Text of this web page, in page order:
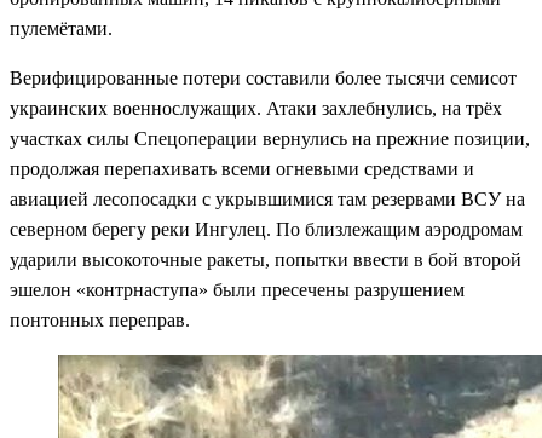
пулемётами.
Верифицированные потери составили более тысячи семисот
украинских военнослужащих. Атаки захлебнулись, на трёх
участках силы Спецоперации вернулись на прежние позиции,
продолжая перепахивать всеми огневыми средствами и
авиацией лесопосадки с укрывшимися там резервами ВСУ на
северном берегу реки Ингулец. По близлежащим аэродромам
ударили высокоточные ракеты, попытки ввести в бой второй
эшелон «контрнаступа» были пресечены разрушением
понтонных переправ.